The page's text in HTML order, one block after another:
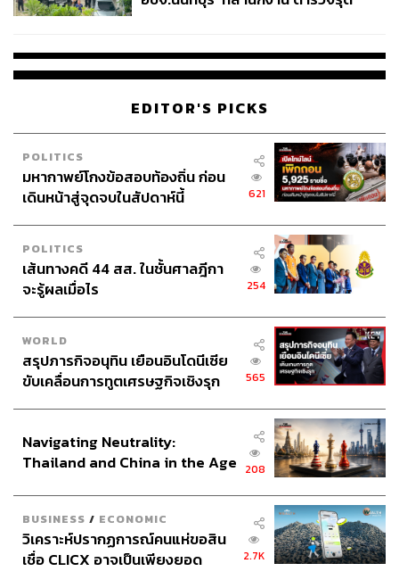
EDITOR'S PICKS
POLITICS
มหากาพย์โกงข้อสอบท้องถิ่น ก่อน
เดินหน้าสู่จุดจบในสัปดาห์นี้
621
POLITICS
เส้นทางคดี 44 สส. ในชั้นศาลฎีกา
จะรู้ผลเมื่อไร
254
WORLD
สรุปภารกิจอนุทิน เยือนอินโดนีเซีย
ขับเคลื่อนการทูตเศรษฐกิจเชิงรุก
565
Navigating Neutrality:
Thailand and China in the Age
208
BUSINESS / ECONOMIC
วิเคราะห์ปรากฏการณ์คนแห่ขอสิน
เชื่อ CLICX อาจเป็นเพียงยอด
2.7K